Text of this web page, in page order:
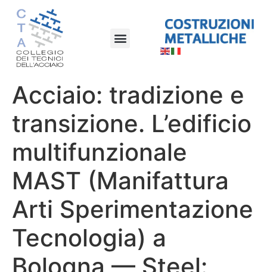
Acciaio: tradizione e
transizione. L’edificio
multifunzionale
MAST (Manifattura
Arti Sperimentazione
Tecnologia) a